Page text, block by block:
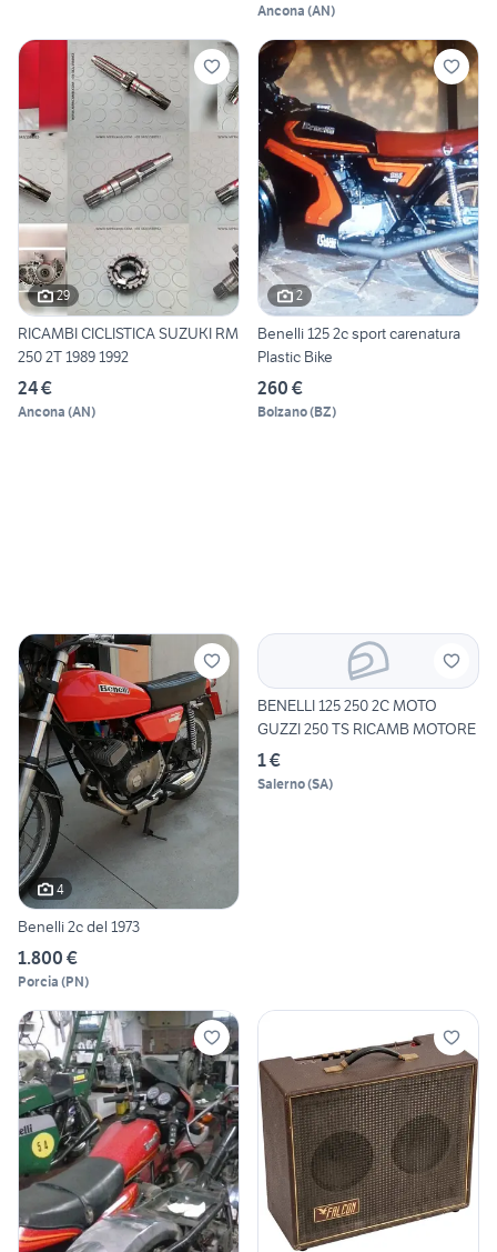
Ancona (AN)
29
RICAMBI CICLISTICA SUZUKI RM
250 2T 1989 1992
24 €
Ancona (AN)
2
Benelli 125 2c sport carenatura
Plastic Bike
260 €
Bolzano(BZ)
4
Benelli 2c del 1973
1.800 €
Porcia (PN)
BENELLI 125 250 2C MOTO
GUZZI 250 TS RICAMB MOTORE
1 €
Salerno(SA)